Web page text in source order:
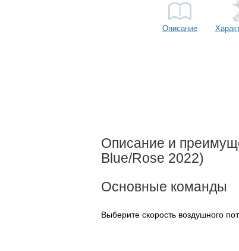
Описание
Описание и
Blue/Rose 2022)
Основные команды
Выберите скорость воздушного